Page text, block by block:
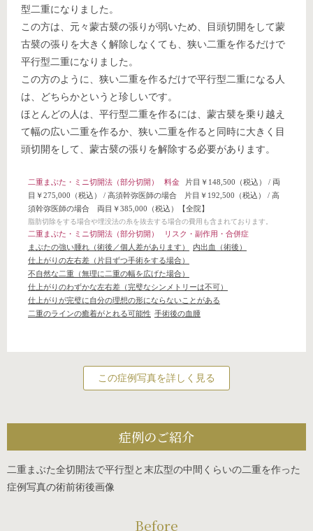
型二重になりました。
この方は、元々蒙古襞の張りが弱いため、目頭切開をして蒙
古襞の張りを大きく解除しなくても、狭い二重を作るだけで
平行型二重になりました。
この方のように、狭い二重を作るだけで平行型二重になる人
は、どちらかというと珍しいです。
ほとんどの人は、平行型二重を作るには、蒙古襞を乗り越え
て幅の広い二重を作るか、狭い二重を作ると同時に大きく目
頭切開をして、蒙古襞の張りを解除する必要があります。
二重まぶた・ミニ切開法（部分切開） 料金 片目￥148,500（税込） / 両
目￥275,000（税込）
/ 高須幹弥医師の場合 片目￥192,500（税込） / 高
須幹弥医師の場合 両目￥385,000（税込）
【全院】
脂肪切除をする場合や埋没法の糸を抜去する場合の費用も含まれております。
二重まぶた・ミニ切開法（部分切開）
リスク・副作用・合併症
まぶたの強い腫れ（術後／個人差があります）
内出血（術後）
仕上がりの左右差（片目ずつ手術をする場合）
不自然な二重（無理に二重の幅を広げた場合）
仕上がりのわずかな左右差（完璧なシンメトリーは不可）
仕上がりが完璧に自分の理想の形にならないことがある
二重のラインの癒着がとれる可能性 手術後の血腫
この症例写真を詳しく見る
症例のご紹介
二重まぶた全切開法で平行型と末広型の中間くらいの二重を作った
症例写真の術前術後画像
Before